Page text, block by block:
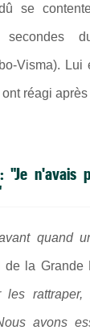
se
Visma). Lui
ont réagi
"Je n'avais
quand
de la Grande
les
avons